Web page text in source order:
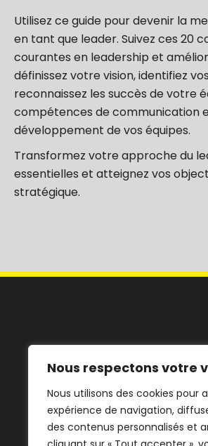
Nous respectons votre
Nous utilisons des cookies pour
expérience de navigation,
des contenus personnalisés et
Utilisez ce guide pour devenir la
en tant que leader. Suivez ces 20
courantes en leadership et
définissez votre vision, identifiez
reconnaissez les succès de votre
compétences de communication
développement de vos équipes.
Transformez votre approche du
essentielles et atteignez vos
stratégique.
Booster l’Entreprise,